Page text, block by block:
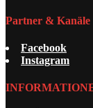
Partner & Kanäle
Facebook
Instagram